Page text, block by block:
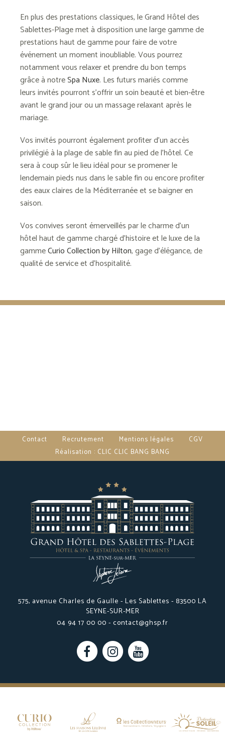
En plus des prestations classiques, le Grand Hôtel des
Sablettes-Plage met à disposition une large gamme de
prestations haut de gamme pour faire de votre
événement un moment inoubliable. Vous pourrez
notamment vous relaxer et prendre du bon temps
grâce à notreSpa Nuxe. Les futurs mariés comme
leurs invités pourront s’offrir un soin beauté et bien-être
avant le grand jour ou un massage relaxant après le
mariage.
Vos invités pourront également profiter d’un accès
privilégié à la plage de sable fin au pied de l’hôtel. Ce
sera à coup sûr le lieu idéal pour se promener le
lendemain pieds nus dans le sable fin ou encore profiter
des eaux claires de la Méditerranée et se baigner en
saison.
Vos convives seront émerveillés par le charme d’un
hôtel haut de gamme chargé d’histoire et le luxe de la
gammeCurio Collection by Hilton, gage d’élégance, de
qualité de service et d’hospitalité.
Contact Recrutement Mentions légales
CGV
Réalisation : CLIC CLIC BANG BANG
575, avenue Charles de Gaulle - Les Sablettes - 83500 LA
SEYNE-SUR-MER
04 94 17 00 00 - contact@ghsp.fr